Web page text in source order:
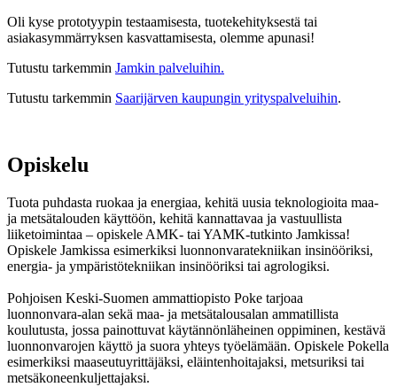
Oli kyse prototyypin testaamisesta, tuotekehityksestä tai
asiakasymmärryksen kasvattamisesta, olemme apunasi!
Tutustu tarkemmin Jamkin palveluihin.
Tutustu tarkemmin Saarijärven kaupungin yrityspalveluihin.
Opiskelu
Tuota puhdasta ruokaa ja energiaa, kehitä uusia teknologioita maa-
ja metsätalouden käyttöön, kehitä kannattavaa ja vastuullista
liiketoimintaa – opiskele AMK- tai YAMK-tutkinto Jamkissa!
Opiskele Jamkissa esimerkiksi luonnonvaratekniikan insinööriksi,
energia- ja ympäristötekniikan insinööriksi tai agrologiksi.
Pohjoisen Keski-Suomen ammattiopisto Poke tarjoaa
luonnonvara‑alan sekä maa‑ ja metsätalousalan ammatillista
koulutusta, jossa painottuvat käytännönläheinen oppiminen, kestävä
luonnonvarojen käyttö ja suora yhteys työelämään. Opiskele Pokella
esimerkiksi maaseutuyrittäjäksi, eläintenhoitajaksi, metsuriksi tai
metsäkoneenkuljettajaksi.